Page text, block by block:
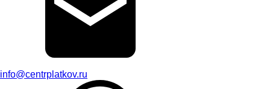
info@centrplatkov.ru